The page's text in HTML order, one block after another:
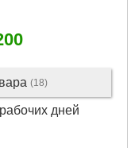
(18)
дней